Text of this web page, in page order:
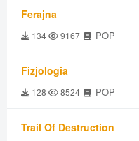
Ferajna
134 9167 POP
Fizjologia
128 8524 POP
Trail Of Destruction